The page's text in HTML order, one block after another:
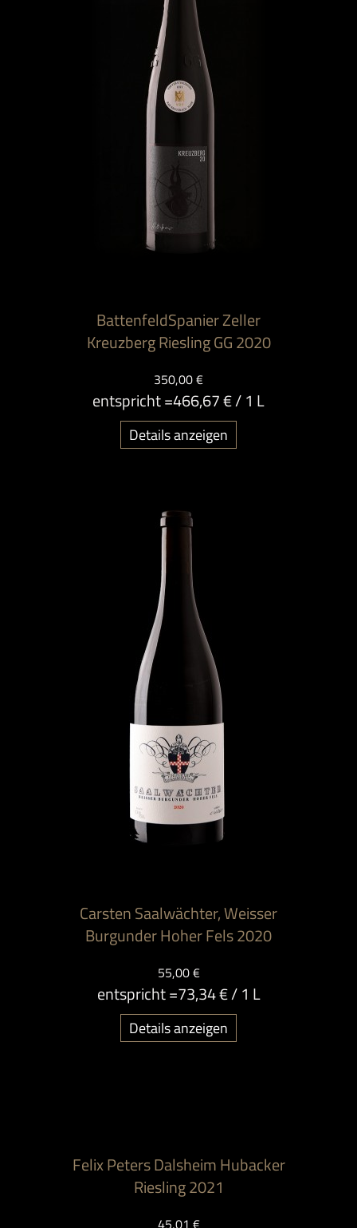
BattenfeldSpanier Zeller
Kreuzberg Riesling GG 2020
350,00 €
entspricht =466,67 €/ 1 L
Details anzeigen
Carsten Saalwächter, Weisser
Burgunder Hoher Fels 2020
55,00 €
entspricht =73,34 €/ 1 L
Details anzeigen
Felix Peters Dalsheim Hubacker
Riesling 2021
45,01 €